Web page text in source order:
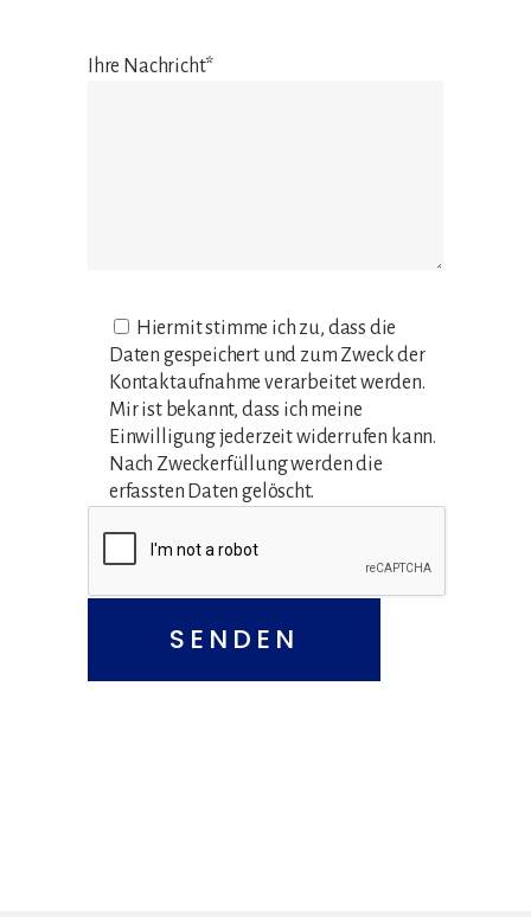
Ihre Nachricht*
Hiermit stimme ich zu, dass die
Daten gespeichert und zum Zweck der
Kontaktaufnahme verarbeitet werden.
Mir ist bekannt, dass ich meine
Einwilligung jederzeit widerrufen kann.
Nach Zweckerfüllung werden die
erfassten Daten gelöscht.